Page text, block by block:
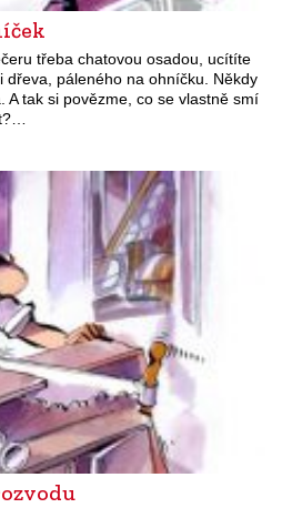
třeba chatovou osadou, ucítíte
dřeva, páleného na ohníčku. Někdy
A tak si povězme, co se vlastně smí